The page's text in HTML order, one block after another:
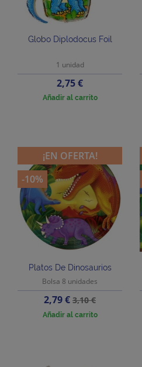
Globo Diplodocus Foil
1 unidad
Precio
2,75 €
Añadir al carrito
Platos De Dinosaurios
Bolsa 8 unidades
Precio
2,79 €Precio
base
3,10 €
Añadir al carrito
¡EN OFERTA!
-10%